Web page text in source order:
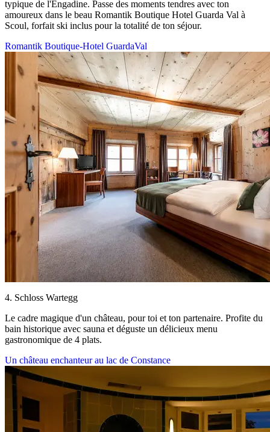
typique de l'Engadine. Passe des moments tendres avec ton
amoureux dans le beau Romantik Boutique Hotel Guarda Val à
Scoul, forfait ski inclus pour la totalité de ton séjour.
Romantik Boutique-Hotel GuardaVal
4. Schloss Wartegg
Le cadre magique d'un château, pour toi et ton partenaire. Profite du
bain historique avec sauna et déguste un délicieux menu
gastronomique de 4 plats.
Un château enchanteur au lac de Constance